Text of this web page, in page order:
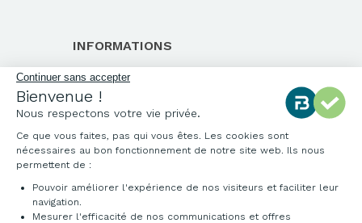
Continuer sans accepter
Bienvenue !
Nous respectons votre vie privée.
Ce que vous faites, pas qui vous êtes. Les cookies sont
nécessaires au bon fonctionnement de notre site web. Ils nous
permettent de :
Pouvoir améliorer l'expérience de nos visiteurs et faciliter leur
navigation.
Mesurer l'efficacité de nos communications et offres
INFORMATIONS
Qui sommes-nous ?
Notre charte qualité
Environnement
Origine des produits
Livraison et installation